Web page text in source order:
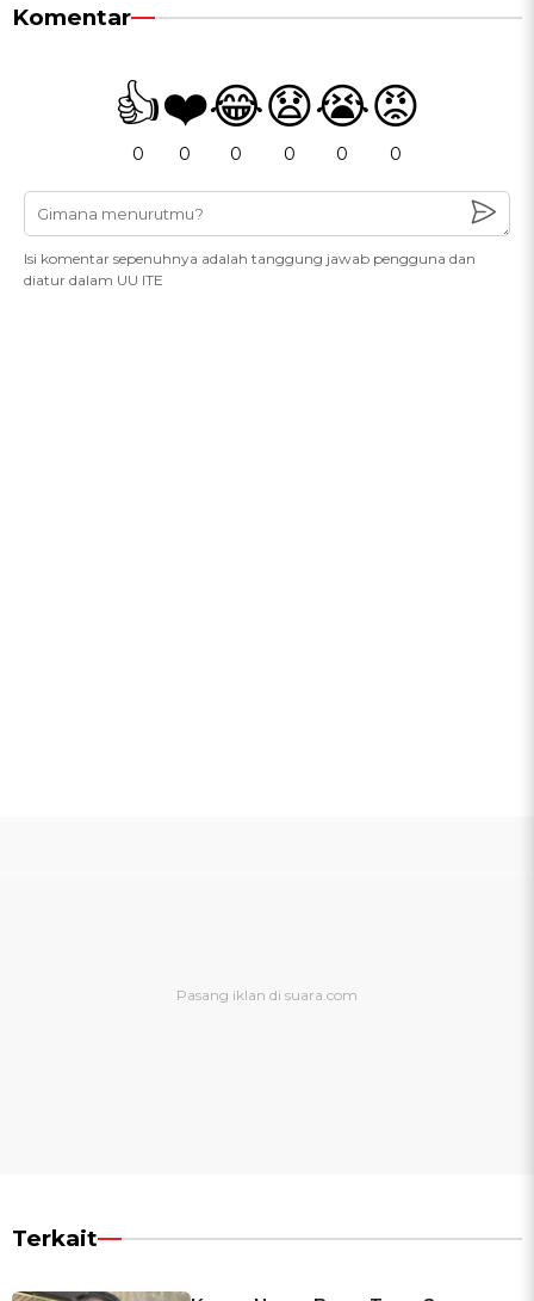
Komentar
👍
0
❤️
0
😂
0
😧
0
😭
0
😡
0
Isi komentar sepenuhnya adalah tanggung jawab pengguna dan
diatur dalam UU ITE
Terkait